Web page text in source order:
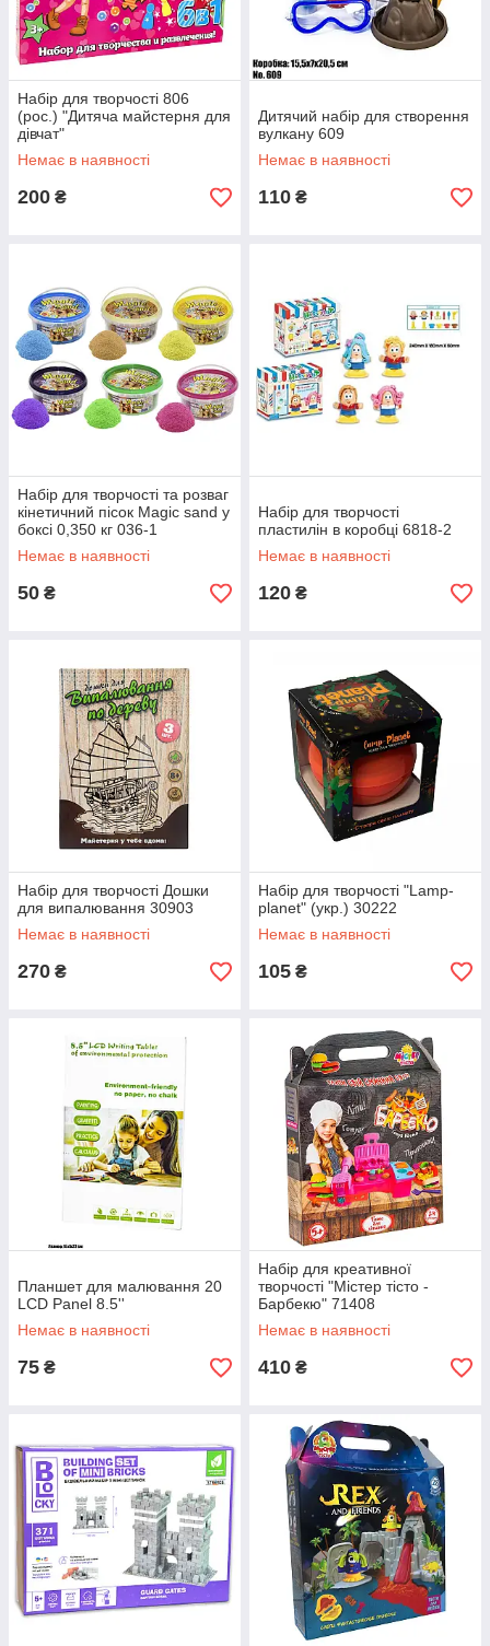
Набір для творчості 806
(рос.) "Дитяча майстерня для
дівчат"
Немає в наявності
200 ₴
Дитячий набір для створення
вулкану 609
Немає в наявності
110 ₴
Набір для творчості та розваг
кінетичний пісок Magic sand у
боксі 0,350 кг 036-1
Немає в наявності
50 ₴
Набір для творчості
пластилін в коробці 6818-2
Немає в наявності
120 ₴
Набір для творчості Дошки
для випалювання 30903
Немає в наявності
270 ₴
Набір для творчості "Lamp-
planet" (укр.) 30222
Немає в наявності
105 ₴
Планшет для малювання 20
LCD Panel 8.5''
Немає в наявності
75 ₴
Набір для креативної
творчості "Містер тісто -
Барбекю" 71408
Немає в наявності
410 ₴